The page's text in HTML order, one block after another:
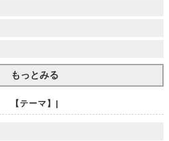
もっとみる
【テーマ】|